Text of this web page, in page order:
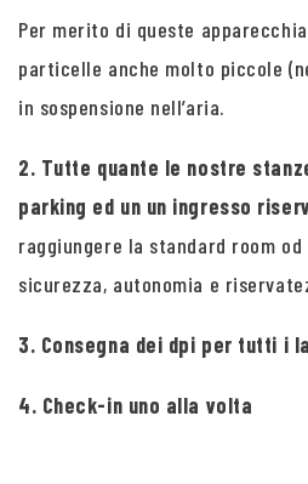
Per merito di queste
particelle anche molto piccole
in sospensione nell’aria.
2. Tutte quante le nostre
parking ed un un ingresso
raggiungere la standard room
sicurezza, autonomia e
3. Consegna dei dpi per tutti i
4. Check-in uno alla volta